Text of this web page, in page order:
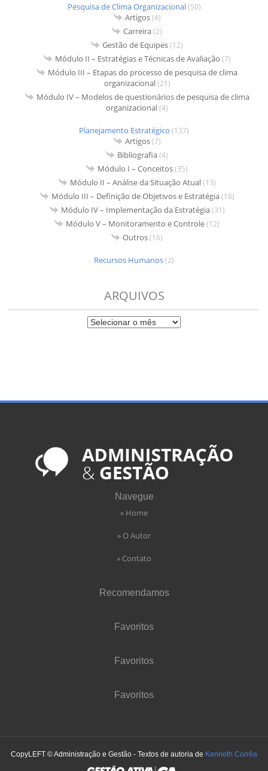
Pesquisa de Clima Organizacional(50)
Artigos(4)
Carreira(2)
Gestão de Equipes(12)
Módulo II – Estratégias e Técnicas de Avaliação (7)
Módulo III – Etapas do processo de pesquisa de clima
organizacional(21)
Módulo IV – Modelos de questionários de pesquisa de clima
organizacional(4)
Planejamento Estratégico (137)
Artigos(7)
Bibliografia(4)
Módulo I – Conceitos(35)
Módulo II – Análise da Situação Atual(13)
Módulo III – Definição de Objetivos e Estratégia(18)
Módulo IV – Implementação da Estratégia(31)
Módulo V – Monitoramento e Controle(12)
Outros(16)
Recursos Humanos(2)
ARQUIVOS
Navegue
» Home
» O Autor
» Contato
Recomendamos
Favoritos
Favoritos
Favoritos
CopyLEFT © Administração e Gestão - Textos de autoria de Kenneth Corrêa